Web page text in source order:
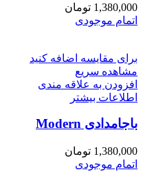
1,380,000 تومان
اتمام موجودی
برای مقایسه اضافه کنید
مشاهده سریع
افزودن به علاقه مندی
اطلاعات بیشتر
باجامدادی Modern
1,380,000 تومان
اتمام موجودی